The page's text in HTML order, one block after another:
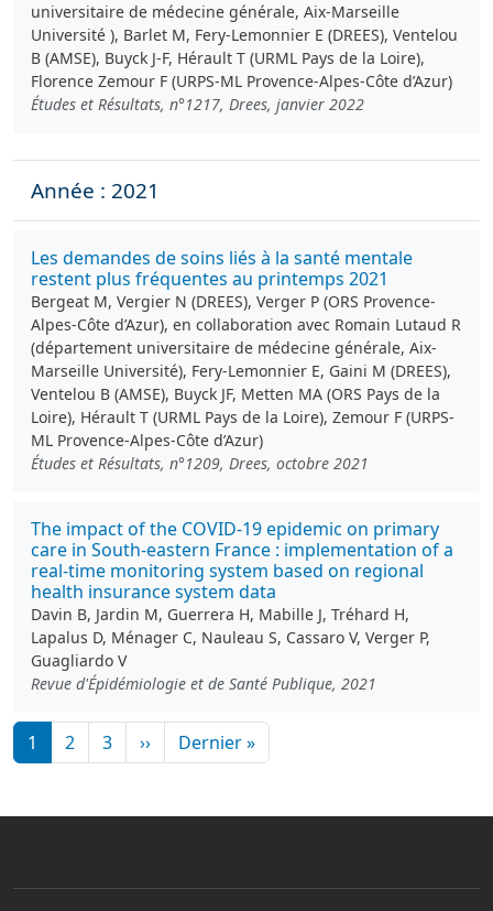
universitaire de médecine générale, Aix-Marseille
Université ), Barlet M, Fery-Lemonnier E (DREES), Ventelou
B (AMSE), Buyck J-F, Hérault T (URML Pays de la Loire),
Florence Zemour F (URPS-ML Provence-Alpes-Côte d’Azur)
Études et Résultats, n°1217, Drees, janvier 2022
Année : 2021
Les demandes de soins liés à la santé mentale
restent plus fréquentes au printemps 2021
Bergeat M, Vergier N (DREES), Verger P (ORS Provence-
Alpes-Côte d’Azur), en collaboration avec Romain Lutaud R
(département universitaire de médecine générale, Aix-
Marseille Université), Fery-Lemonnier E, Gaini M (DREES),
Ventelou B (AMSE), Buyck JF, Metten MA (ORS Pays de la
Loire), Hérault T (URML Pays de la Loire), Zemour F (URPS-
ML Provence-Alpes-Côte d’Azur)
Études et Résultats, n°1209, Drees, octobre 2021
The impact of the COVID-19 epidemic on primary
care in South-eastern France : implementation of a
real-time monitoring system based on regional
health insurance system data
Davin B, Jardin M, Guerrera H, Mabille J, Tréhard H,
Lapalus D, Ménager C, Nauleau S, Cassaro V, Verger P,
Guagliardo V
Revue d'Épidémiologie et de Santé Publique, 2021
Pagination
1 2 3 ››Page suivante
Dernier »Dernière page